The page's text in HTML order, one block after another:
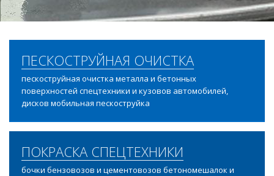
ПЕСКОСТРУЙНАЯ ОЧИСТКА
пескоструйная очистка металла и бетонных
поверхностей спецтехники и кузовов автомобилей,
дисков мобильная пескоструйка
ПОКРАСКА СПЕЦТЕХНИКИ
бочки бензовозов и цементовозов бетономешалок и